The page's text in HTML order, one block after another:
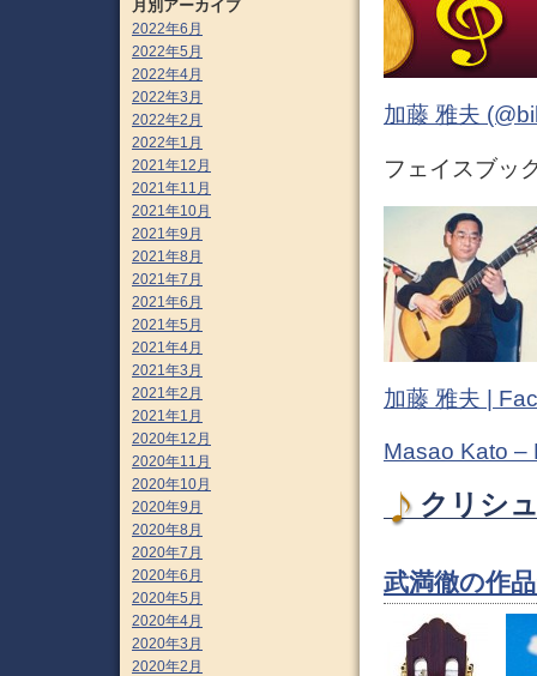
加藤 雅夫
フェイスブッ
加藤 雅夫 |
Masao Kato –
クリシ
武満徹の作
月別アーカイブ
2022年6月
2022年5月
2022年4月
2022年3月
2022年2月
2022年1月
2021年12月
2021年11月
2021年10月
2021年9月
2021年8月
2021年7月
2021年6月
2021年5月
2021年4月
2021年3月
2021年2月
2021年1月
2020年12月
2020年11月
2020年10月
2020年9月
2020年8月
2020年7月
2020年6月
2020年5月
2020年4月
2020年3月
2020年2月